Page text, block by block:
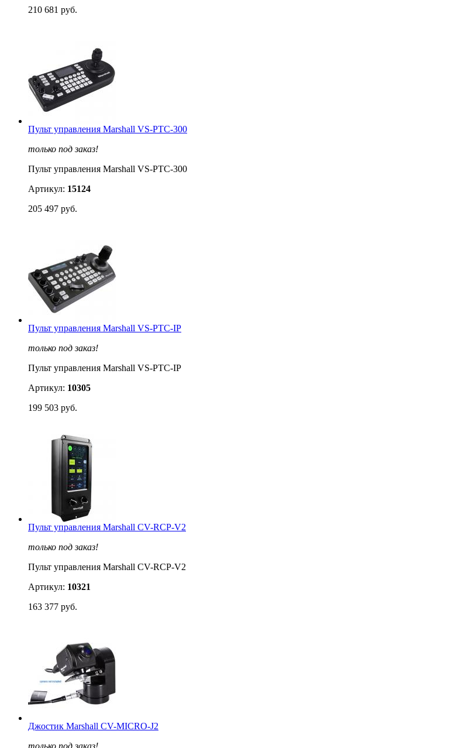
210 681 руб.
Пульт управления Marshall VS-PTC-300
только под заказ!
Пульт управления Marshall VS-PTC-300
Артикул: 15124
205 497 руб.
Пульт управления Marshall VS-PTC-IP
только под заказ!
Пульт управления Marshall VS-PTC-IP
Артикул: 10305
199 503 руб.
Пульт управления Marshall CV-RCP-V2
только под заказ!
Пульт управления Marshall CV-RCP-V2
Артикул: 10321
163 377 руб.
Джостик Marshall CV-MICRO-J2
только под заказ!